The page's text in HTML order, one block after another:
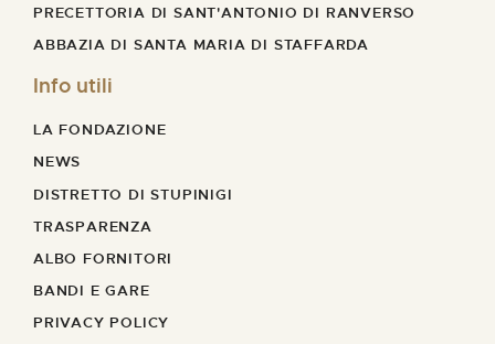
PRECETTORIA DI SANT'ANTONIO DI RANVERSO
ABBAZIA DI SANTA MARIA DI STAFFARDA
Info utili
LA FONDAZIONE
NEWS
DISTRETTO DI STUPINIGI
TRASPARENZA
ALBO FORNITORI
BANDI E GARE
PRIVACY POLICY